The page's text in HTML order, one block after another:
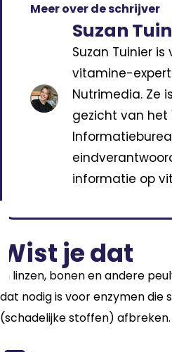
Meer over de schrijver
Suzan
Suzan Tuinier
vitamine-
Nutrimedia. Ze
gezicht van het
informatie op
Wist je dat
In linzen, bonen en andere
dat nodig is voor enzymen die
(schadelijke stoffen) afbreken.